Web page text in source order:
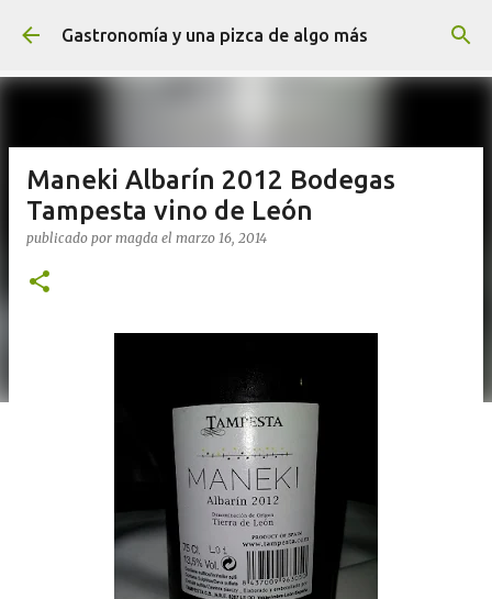
Ir al contenido principal
Gastronomía y una pizca de algo más
Maneki Albarín 2012 Bodegas
Tampesta vino de León
publicado por magda el marzo 16, 2014